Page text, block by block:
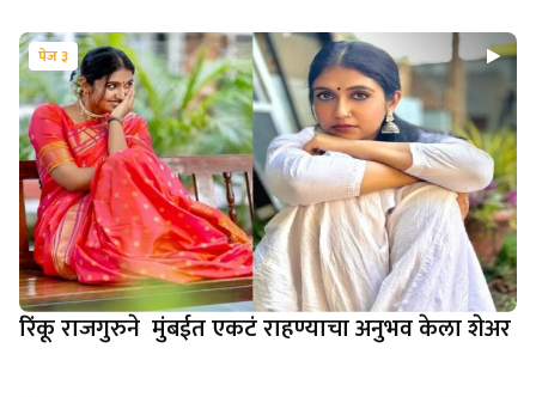
पेज ३
रिंकू राजगुरुने मुंबईत एकटं राहण्याचा अनुभव केला शेअर